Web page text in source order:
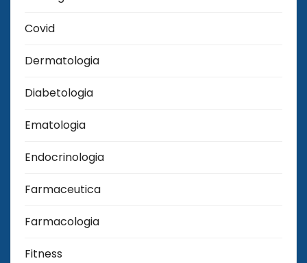
Covid
Dermatologia
Diabetologia
Ematologia
Endocrinologia
Farmaceutica
Farmacologia
Fitness